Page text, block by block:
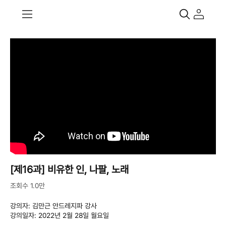
[제16과] 비유한 인, 나팔, 노래
조회수 1.0만
강의자: 김만근 안드레지파 강사
강의일자: 2022년 2월 28일 월요일